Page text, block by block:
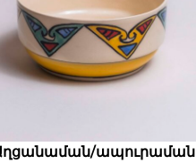
ապուրաման